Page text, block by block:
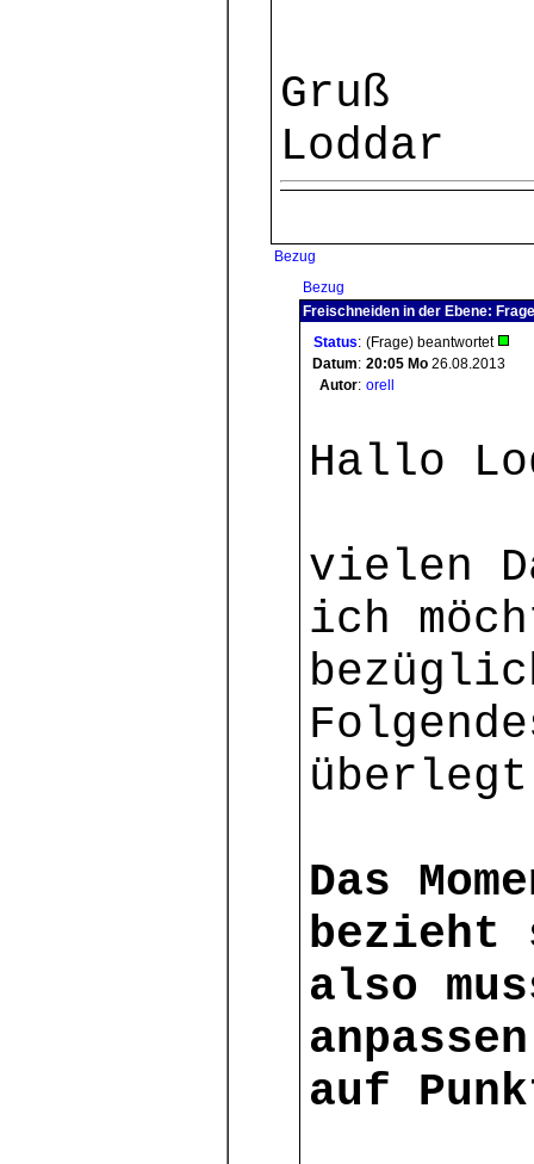
Gruß
Loddar
Bezug
Bezug
Freischneiden in der Ebene:
Status: (Frage) beantwortet
Datum: 20:05 Mo 26.08.2013
Autor: orell
Hallo
vielen
ich
Das
bezieht
also
auf